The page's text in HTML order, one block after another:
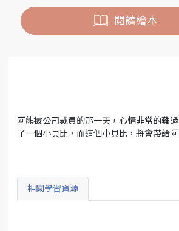
閱讀繪本
阿熊被公司裁員的那一天，心情非常的難
了一個小貝比，而這個小貝比，將會帶給
相關學習資源